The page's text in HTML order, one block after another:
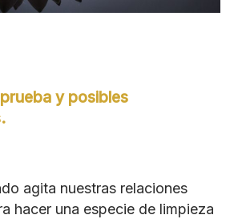
y posibles
agita nuestras relaciones
hacer una especie de limpieza